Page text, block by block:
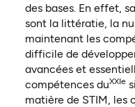
des bases. En effet,
sont la littératie, la
maintenant les
difficile de
avancées et
compétences duXXIe
matière de STIM, les